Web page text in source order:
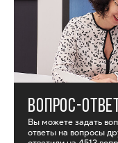
ВОПРОС-ОТВЕТ
Вы можете задать
ответы на вопросы